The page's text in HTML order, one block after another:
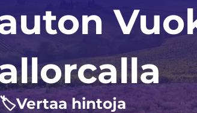
Norja
Skotlanti
Saksa
hintoja